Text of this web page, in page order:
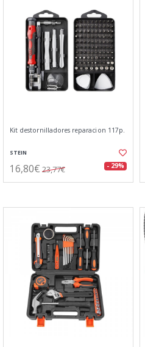
Kit destornilladores reparacion 117p.
STEIN
16,80€ 23,77€ - 29%